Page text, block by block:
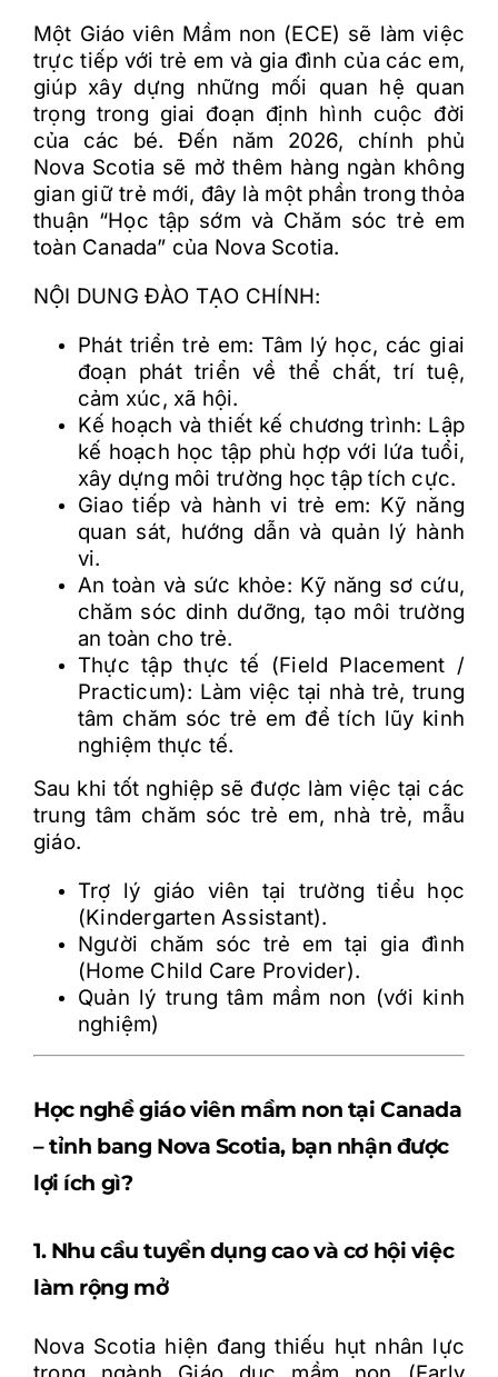
Một Giáo viên Mầm non (ECE) sẽ làm việc
trực tiếp với trẻ em và gia đình của các em,
giúp xây dựng những mối quan hệ quan
trọng trong giai đoạn định hình cuộc đời
của các bé. Đến năm 2026, chính phủ
Nova Scotia sẽ mở thêm hàng ngàn không
gian giữ trẻ mới, đây là một phần trong thỏa
thuận “Học tập sớm và Chăm sóc trẻ em
toàn Canada” của Nova Scotia.
NỘI DUNG ĐÀO TẠO CHÍNH:
Phát triển trẻ em: Tâm lý học, các giai
đoạn phát triển về thể chất, trí tuệ,
cảm xúc, xã hội.
Kế hoạch và thiết kế chương trình: Lập
kế hoạch học tập phù hợp với lứa tuổi,
xây dựng môi trường học tập tích cực.
Giao tiếp và hành vi trẻ em: Kỹ năng
quan sát, hướng dẫn và quản lý hành
vi.
An toàn và sức khỏe: Kỹ năng sơ cứu,
chăm sóc dinh dưỡng, tạo môi trường
an toàn cho trẻ.
Thực tập thực tế (Field Placement /
Practicum): Làm việc tại nhà trẻ, trung
tâm chăm sóc trẻ em để tích lũy kinh
nghiệm thực tế.
Sau khi tốt nghiệp sẽ được làm việc tại các
trung tâm chăm sóc trẻ em, nhà trẻ, mẫu
giáo.
Trợ lý giáo viên tại trường tiểu học
(Kindergarten Assistant).
Người chăm sóc trẻ em tại gia đình
(Home Child Care Provider).
Quản lý trung tâm mầm non (với kinh
nghiệm)
Học nghề giáo viên mầm non tại Canada
– tỉnh bang Nova Scotia, bạn nhận được
lợi ích gì?
1. Nhu cầu tuyển dụng cao và cơ hội việc
làm rộng mở
Nova Scotia hiện đang thiếu hụt nhân lực